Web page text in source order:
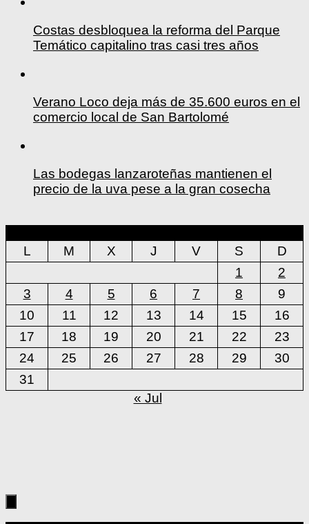
Costas desbloquea la reforma del Parque
Temático capitalino tras casi tres años
Verano Loco deja más de 35.600 euros en el
comercio local de San Bartolomé
Las bodegas lanzaroteñas mantienen el
precio de la uva pese a la gran cosecha
L
M X J V S
D
1
2
3
4 5 6 7 8
9
10
11 12 13 14 15
16
17
18 19 20 21 22
23
24
25 26 27 28 29
30
31
« Jul